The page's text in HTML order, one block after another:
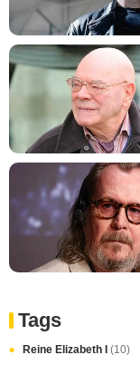
Tags
Reine Elizabeth I (10)